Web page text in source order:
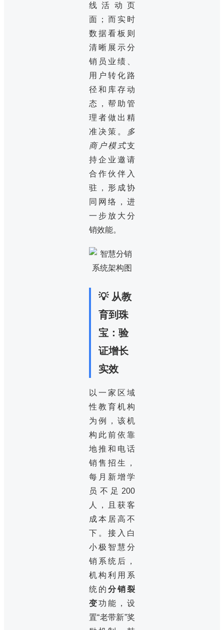
线活动页
面；而实时
数据看板则
清晰展示分
销员业绩、
用户转化路
径和库存动
态，帮助管
理者做出精
准决策。
多
商户模式支
持企业邀请
合作伙伴入
驻，形成协
同网络，进
一步放大分
销效能。
💡 从教
育到珠
宝：验
证增长
实效
以一家区域
性教育机构
为例，该机
构此前依靠
地推和电话
销售招生，
每月新增学
员不足200
人，且获客
成本居高不
下。接入白
小极智慧分
销系统后，
机构利用系
统的 分销裂
变功能，设
置“老带新”奖